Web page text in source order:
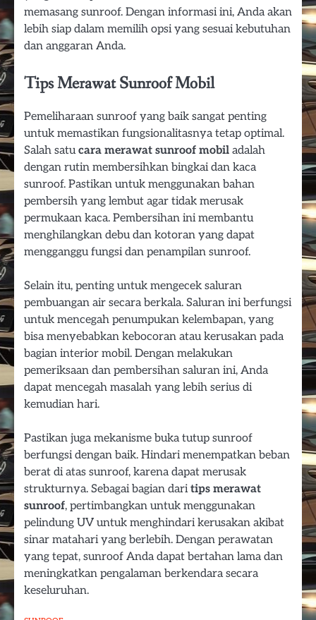
memasang sunroof. Dengan informasi ini, Anda akan
lebih siap dalam memilih opsi yang sesuai kebutuhan
dan anggaran Anda.
Tips Merawat Sunroof Mobil
Pemeliharaan sunroof yang baik sangat penting
untuk memastikan fungsionalitasnya tetap optimal.
Salah satucara merawat sunroof mobil adalah
dengan rutin membersihkan bingkai dan kaca
sunroof. Pastikan untuk menggunakan bahan
pembersih yang lembut agar tidak merusak
permukaan kaca. Pembersihan ini membantu
menghilangkan debu dan kotoran yang dapat
mengganggu fungsi dan penampilan sunroof.
Selain itu, penting untuk mengecek saluran
pembuangan air secara berkala. Saluran ini berfungsi
untuk mencegah penumpukan kelembapan, yang
bisa menyebabkan kebocoran atau kerusakan pada
bagian interior mobil. Dengan melakukan
pemeriksaan dan pembersihan saluran ini, Anda
dapat mencegah masalah yang lebih serius di
kemudian hari.
Pastikan juga mekanisme buka tutup sunroof
berfungsi dengan baik. Hindari menempatkan beban
berat di atas sunroof, karena dapat merusak
strukturnya. Sebagai bagian daritips merawat
sunroof, pertimbangkan untuk menggunakan
pelindung UV untuk menghindari kerusakan akibat
sinar matahari yang berlebih. Dengan perawatan
yang tepat, sunroof Anda dapat bertahan lama dan
meningkatkan pengalaman berkendara secara
keseluruhan.